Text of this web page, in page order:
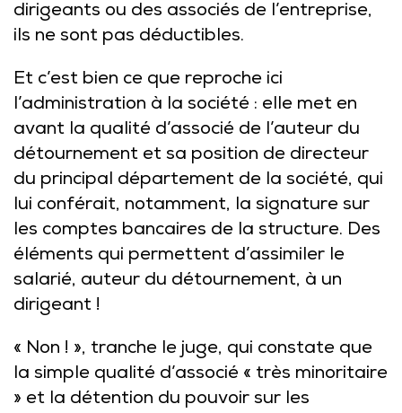
dirigeants ou des associés de l’entreprise,
ils ne sont pas déductibles.
Et c’est bien ce que reproche ici
l’administration à la société : elle met en
avant la qualité d’associé de l’auteur du
détournement et sa position de directeur
du principal département de la société, qui
lui conférait, notamment, la signature sur
les comptes bancaires de la structure. Des
éléments qui permettent d’assimiler le
salarié, auteur du détournement, à un
dirigeant !
« Non ! », tranche le juge, qui constate que
la simple qualité d’associé « très minoritaire
» et la détention du pouvoir sur les